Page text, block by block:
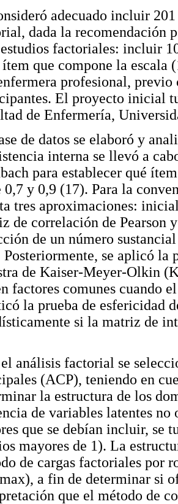
adecuado incluir
dada la recomendación
factoriales: incluir
ítem que compone la escala
profesional,
El proyecto inicial
de Enfermería,
de datos se elaboró y
interna se llevó a
para establecer qué
0,7 y 0,9 (17). Para la
tres aproximaciones:
de correlación de Pearson
de un número
Posteriormente, se aplicó la
de Kaiser-Meyer-Olkin
factores comunes cuando
la prueba de esfericidad
si la matriz de
análisis factorial se
(ACP), teniendo en
la estructura de los
de variables latentes
que se debían incluir, se
mayores de 1). La
de cargas factoriales por
a fin de determinar si
que el método de